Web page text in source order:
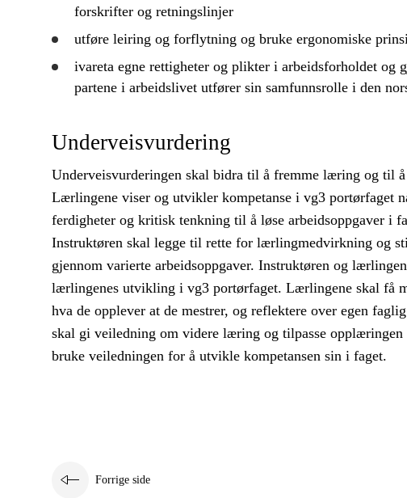
forskrifter og retningslinjer
utføre leiring og forflytning og brukeergonomiske
ivareta egne rettigheter og plikter i arbeidsforholdet og
partene i arbeidslivet utfører sin samfunnsrolle i den
Underveisvurdering
Underveisvurderingen skal bidra til å fremme læring og til
Lærlingene viser og utvikler kompetanse i vg3 portørfaget
ferdigheter og kritisk tenkning til å løse arbeidsoppgaver i
Instruktøren skal legge til rette for lærlingmedvirkning og
gjennom varierte arbeidsoppgaver. Instruktøren og
lærlingenes utvikling i vg3 portørfaget. Lærlingene skal få
hva de opplever at de mestrer, og reflektere over egen
skal gi veiledning om videre læring og tilpasse
bruke veiledningen for å utvikle kompetansen sin i faget.
Forrige side